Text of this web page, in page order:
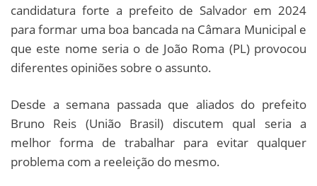
candidatura forte a prefeito de Salvador em 2024
para formar uma boa bancada na Câmara Municipal e
que este nome seria o de João Roma (PL) provocou
diferentes opiniões sobre o assunto.
Desde a semana passada que aliados do prefeito
Bruno Reis (União Brasil) discutem qual seria a
melhor forma de trabalhar para evitar qualquer
problema com a reeleição do mesmo.